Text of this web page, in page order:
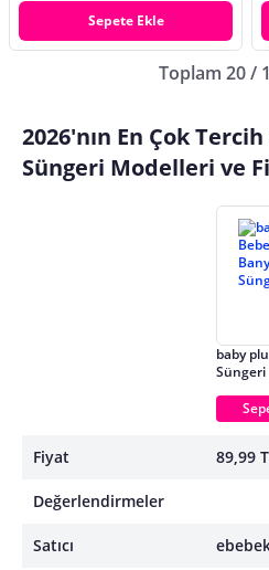
Sepete Ekle
Toplam 20 /
2026'nın En Çok
Süngeri Modelleri ve
Fiyat
Değerlendirmeler
Satıcı
baby
Süngeri
89,99